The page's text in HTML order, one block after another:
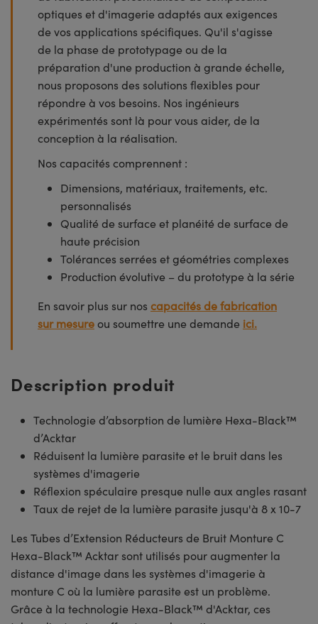
optiques et d'imagerie adaptés aux exigences
de vos applications spécifiques. Qu'il s'agisse
de la phase de prototypage ou de la
préparation d'une production à grande échelle,
nous proposons des solutions flexibles pour
répondre à vos besoins. Nos ingénieurs
expérimentés sont là pour vous aider, de la
conception à la réalisation.
Nos capacités comprennent :
Dimensions, matériaux, traitements, etc.
personnalisés
Qualité de surface et planéité de surface de
haute précision
Tolérances serrées et géométries complexes
Production évolutive – du prototype à la série
En savoir plus sur nos capacités de fabrication
sur mesure ou soumettre une demande ici.
Description produit
Technologie d’absorption de lumière Hexa-Black™
d’Acktar
Réduisent la lumière parasite et le bruit dans les
systèmes d'imagerie
Réflexion spéculaire presque nulle aux angles rasant
Taux de rejet de la lumière parasite jusqu'à 8 x 10-7
Les Tubes d’Extension Réducteurs de Bruit Monture C
Hexa-Black™ Acktar sont utilisés pour augmenter la
distance d'image dans les systèmes d'imagerie à
monture C où la lumière parasite est un problème.
Grâce à la technologie Hexa-Black™ d'Acktar, ces